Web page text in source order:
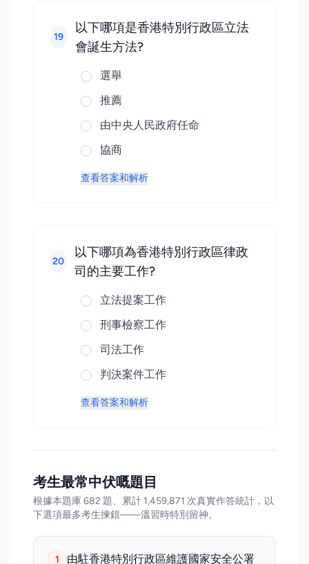
19
以下哪項是香港特別行政區立法
會誕生方法?
選舉
推薦
由中央人民政府任命
協商
查看答案和解析
20
以下哪項為香港特別行政區律政
司的主要工作?
立法提案工作
刑事檢察工作
司法工作
判決案件工作
查看答案和解析
考生最常中伏嘅題目
根據本題庫 682 題、累計 1,459,871 次真實作答統計，以
下選項最多考生揀錯——溫習時特別留神。
1 由駐香港特別行政區維護國家安全公署